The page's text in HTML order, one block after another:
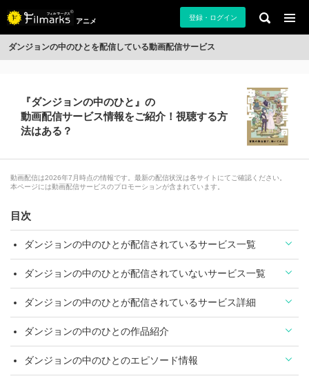
アニメ 登録・ログイン
ダンジョンの中のひとを配信している動画配信サービス
『ダンジョンの中のひと』の
動画配信サービス情報をご紹介！視聴する方
法はある？
動画配信は2026年7月時点の情報です。最新の配信状況は各サイトにてご確認ください。
本ページには動画配信サービスのプロモーションが含まれています。
目次
ダンジョンの中のひとが配信されているサービス一覧
ダンジョンの中のひとが配信されていないサービス一覧
ダンジョンの中のひとが配信されているサービス詳細
ダンジョンの中のひとの作品紹介
ダンジョンの中のひとのエピソード情報